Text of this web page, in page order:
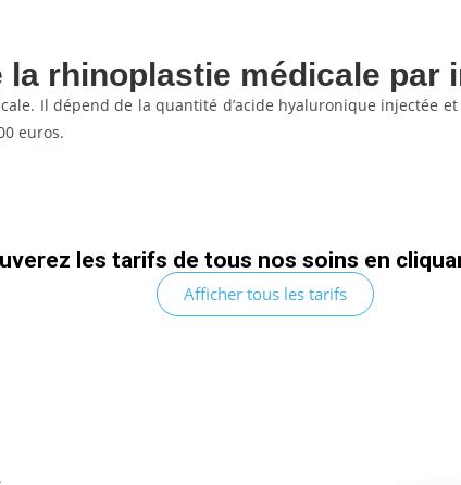
rhinoplastie médicale par
Il dépend de la quantité d’acide hyaluronique injectée
euros.
les tarifs de tous nos soins en
Afficher tous les tarifs